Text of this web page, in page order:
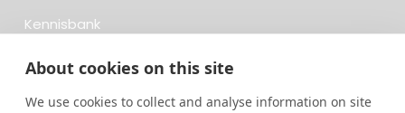
About cookies on this site
We use cookies to collect and analyse information on site
Kennisbank
Beoordelingen